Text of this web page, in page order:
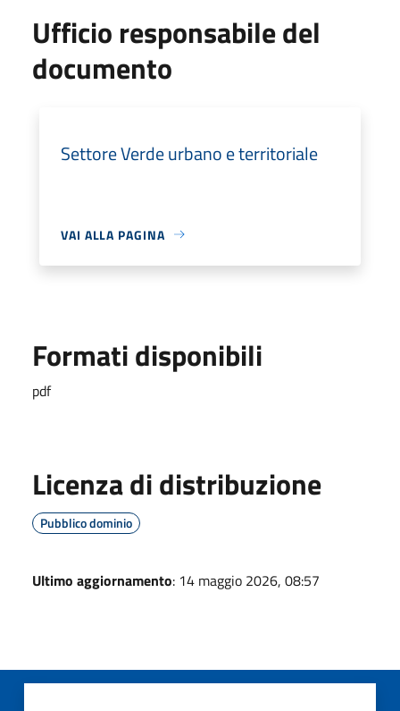
Ufficio responsabile del
documento
Settore Verde urbano e territoriale
VAI ALLA PAGINA
Formati disponibili
pdf
Licenza di distribuzione
Pubblico dominio
Ultimo aggiornamento: 14 maggio 2026, 08:57